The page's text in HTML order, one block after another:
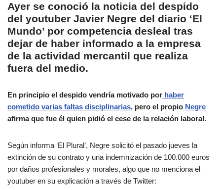
Ayer se conoció la noticia del despido
del youtuber Javier Negre del diario ‘El
Mundo’ por competencia desleal tras
dejar de haber informado a la empresa
de la actividad mercantil que realiza
fuera del medio.
En principio el despido vendría motivado por haber
cometido varias faltas disciplinarias, pero el propio Negre
afirma que fue él quien pidió el cese de la relación laboral.
Según informa ‘El Plural’, Negre solicitó el pasado jueves la
extinción de su contrato y una indemnización de 100.000 euros
por daños profesionales y morales, algo que no menciona el
youtuber en su explicación a través de Twitter: